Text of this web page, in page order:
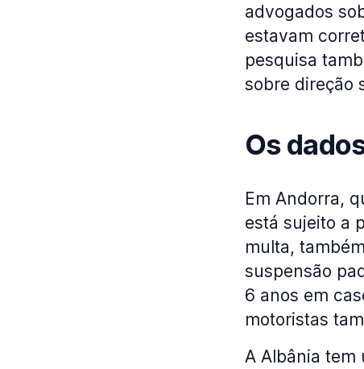
advogados
estavam
pesquisa
sobre direção
Os
Em Andorra,
está sujeito a
multa,
suspensão
6 anos em
motoristas
A Albânia tem